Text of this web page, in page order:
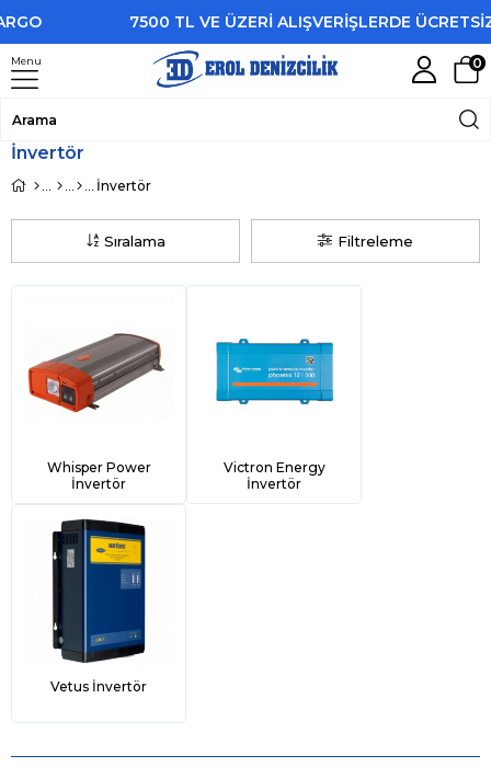
7500 TL VE ÜZERİ ALIŞVERİŞLERDE ÜCRETSİZ
Menu 0
İnvertör
İnvertör
Filtreleme
Sıralama
Whisper Power
İnvertör
Victron Energy
İnvertör
Vetus İnvertör